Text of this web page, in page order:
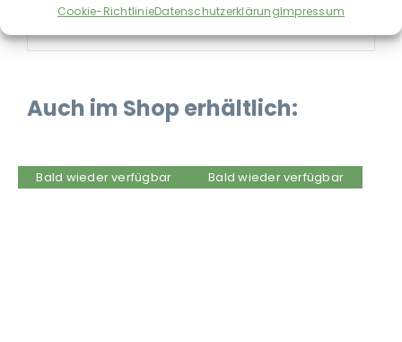
Cookie-RichtlinieDatenschutzerklärungImpressum
Der Messlöffel fasst 2 g
Auch im Shop erhältlich:
Bald wieder verfügbar Bald wieder verfügbar